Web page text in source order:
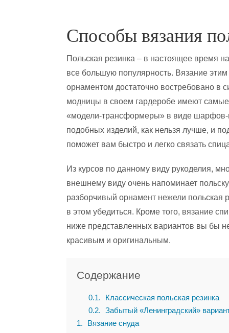
Способы вязания
Польская резинка – в настоящее время
все большую популярность. Вязание этим
орнаментом достаточно востребовано в
модницы в своем гардеробе имеют
«модели-трансформеры» в виде
подобных изделий, как нельзя лучше, и
поможет вам быстро и легко связать
Из курсов по данному виду рукоделия,
внешнему виду очень напоминает
разборчивый орнамент нежели
в этом убедиться. Кроме того, вязание
ниже представленных вариантов вы бы
красивым и оригинальным.
Содержание
0.1
Классическая польская резинка
0.2
Забытый «Ленинградский»
1
Вязание снуда